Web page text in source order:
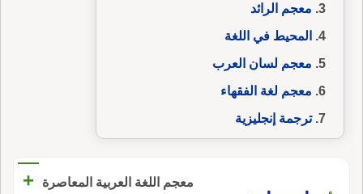
معجم الرائد
المحيط في اللغة
معجم لسان العرب
معجم لغة الفقهاء
ترجمة إنجليزية
معجم اللغة العربية المعاصرة +